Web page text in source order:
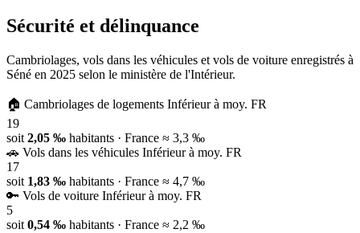
Sécurité et délinquance
Cambriolages, vols dans les véhicules et vols de voiture enregistrés à
Séné en 2025 selon le ministère de l'Intérieur.
🏠 Cambriolages de logements Inférieur à moy. FR
19
soit 2,05 ‰ habitants · France ≈ 3,3 ‰
🚗 Vols dans les véhicules Inférieur à moy. FR
17
soit 1,83 ‰ habitants · France ≈ 4,7 ‰
🔑 Vols de voiture Inférieur à moy. FR
5
soit 0,54 ‰ habitants · France ≈ 2,2 ‰